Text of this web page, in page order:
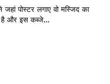
जहां पोस्टर लगाए वो मस्जिद का
है और इस कब्जे...